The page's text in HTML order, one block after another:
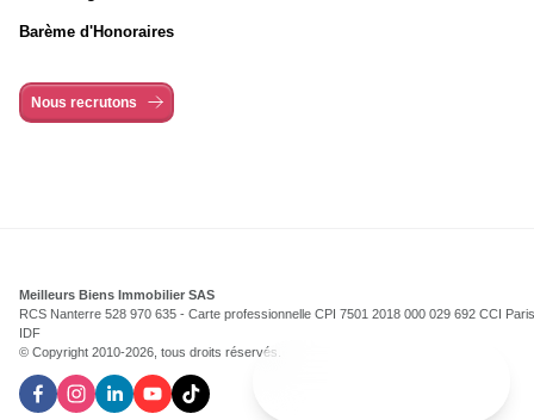
Barème d'Honoraires
Nous recrutons
Meilleurs Biens Immobilier SAS
RCS Nanterre 528 970 635 - Carte professionnelle CPI 7501 2018 000 029 692 CCI Paris
IDF
© Copyright 2010-2026 , tous droits réservés.